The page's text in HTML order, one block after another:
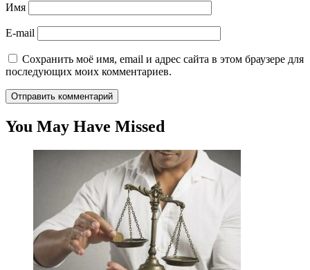
Имя
E-mail
Сохранить моё имя, email и адрес сайта в этом браузере для
последующих моих комментариев.
You May Have Missed